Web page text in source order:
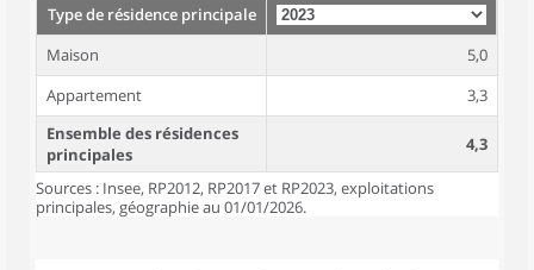
Type de résidence principale
Maison
5,0
Appartement
3,3
Ensemble des résidences
principales
4,3
Sources : Insee, RP2012, RP2017 et RP2023, exploitations
principales, géographie au 01/01/2026.